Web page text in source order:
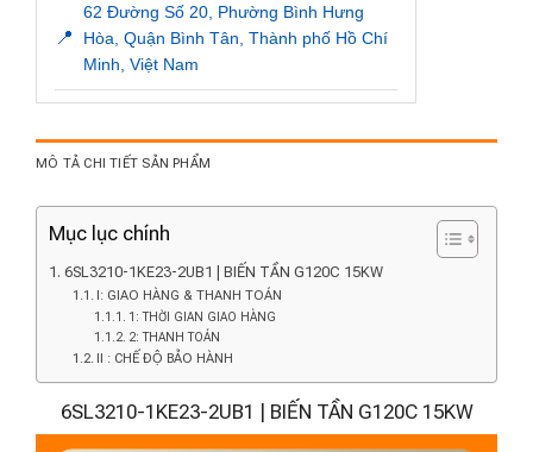
📍
62 Đường Số 20, Phường Bình Hưng
Hòa, Quận Bình Tân, Thành phố Hồ Chí
Minh, Việt Nam
MÔ TẢ CHI TIẾT SẢN PHẨM
Mục lục chính
6SL3210-1KE23-2UB1 | BIẾN TẦN G120C 15KW
I: GIAO HÀNG & THANH TOÁN
1: THỜI GIAN GIAO HÀNG
2: THANH TOÁN
II : CHẾ ĐỘ BẢO HÀNH
6SL3210-1KE23-2UB1 | BIẾN TẦN G120C 15KW